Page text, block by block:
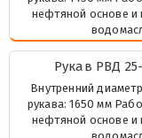
нефтяной основе и
Рукав РВД
Внутренний
рукава: 1650 мм
нефтяной основе и